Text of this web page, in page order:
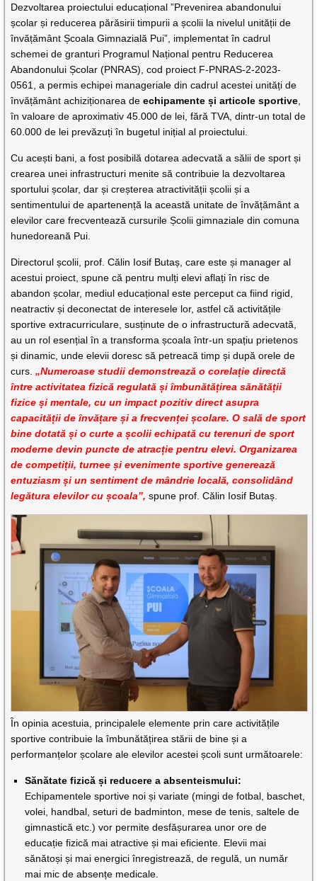
Dezvoltarea proiectului educațional ”Prevenirea abandonului
școlar și reducerea părăsirii timpurii a școlii la nivelul unității de
învățământ Școala Gimnazială Pui”, implementat în cadrul
schemei de granturi Programul Național pentru Reducerea
Abandonului Școlar (PNRAS), cod proiect F-PNRAS-2-2023-
0561, a permis echipei manageriale din cadrul acestei unități de
învățământ achiziționarea deechipamente și articole sportive
în valoare de aproximativ 45.000 de lei, fără TVA, dintr-un total de
60.000 de lei prevăzuți în bugetul inițial al proiectului.
Cu acești bani, a fost posibilă dotarea adecvată a sălii de sport și
crearea unei infrastructuri menite să contribuie la dezvoltarea
sportului școlar, dar și creșterea atractivității școlii și a
sentimentului de apartenență la această unitate de învățământ a
elevilor care frecventează cursurile Școlii gimnaziale din comuna
hunedoreană Pui.
Directorul școlii, prof. Călin Iosif Butaș, care este și manager al
acestui proiect, spune că pentru mulți elevi aflați în risc de
abandon școlar, mediul educațional este perceput ca fiind rigid,
neatractiv și deconectat de interesele lor, astfel că activitățile
sportive extracurriculare, susținute de o infrastructură adecvată,
au un rol esențial în a transforma școala într-un spațiu prietenos
și dinamic, unde elevii doresc să petreacă timp și după orele de
curs. „Numeroase studii demonstrează o corelație directă
între activitatea fizică regulată și îmbunătățirea sănătății
fizice și mentale, cu un impact pozitiv direct asupra
capacității de învățare și a frecvenței școlare. O sală de sport
bine dotată și o curte a școlii echipată cu terenuri de sport
moderne devin puncte de atracție pentru elevi. Organizarea
de competiții, turnee și evenimente sportive generează
entuziasm și un sentiment de mândrie locală, consolidând
legătura elevilor cu școala”, spune prof. Călin Iosif Butaș.
În opinia acestuia, principalele elemente prin care activitățile
sportive contribuie la îmbunătățirea stării de bine și a
performanțelor școlare ale elevilor acestei școli sunt următoarele:
Sănătate fizică și reducere a absenteismului:
Echipamentele sportive noi și variate (mingi de fotbal, baschet,
volei, handbal, seturi de badminton, mese de tenis, saltele de
gimnastică etc.) vor permite desfășurarea unor ore de
educație fizică mai atractive și mai eficiente. Elevii mai
sănătoși și mai energici înregistrează, de regulă, un număr
mai mic de absențe medicale.